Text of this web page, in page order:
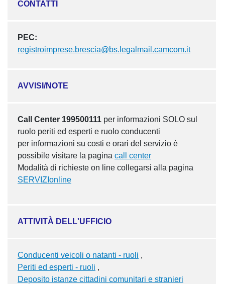
CONTATTI
PEC:
registroimprese.brescia@bs.legalmail.camcom.it
AVVISI/NOTE
Call Center 199500111 per informazioni SOLO sul
ruolo periti ed esperti e ruolo conducenti
per informazioni su costi e orari del servizio è
possibile visitare la pagina call center
Modalità di richieste on line collegarsi alla pagina
SERVIZIonline
ATTIVITÀ DELL'UFFICIO
Conducenti veicoli o natanti - ruoli
Periti ed esperti - ruoli
Deposito istanze cittadini comunitari e stranieri